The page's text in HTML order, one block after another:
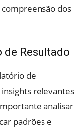
dos
de Resultado
de
relevantes
analisar
padrões e